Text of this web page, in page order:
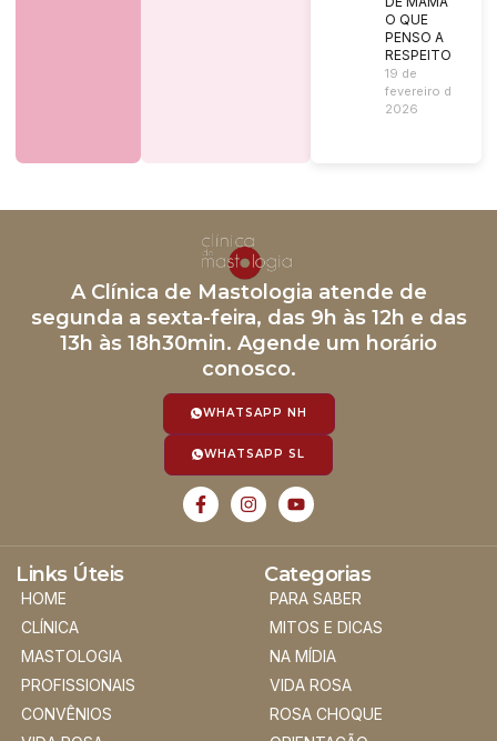
O QUE
PENSO A
RESPEITO?
19 de
fevereiro de
2026
A Clínica de Mastologia atende de
segunda a sexta-feira, das 9h às 12h e das
13h às 18h30min. Agende um horário
conosco.
WHATSAPP NH
WHATSAPP SL
Links Úteis
HOME
CLÍNICA
MASTOLOGIA
PROFISSIONAIS
CONVÊNIOS
Categorias
PARA SABER
MITOS E DICAS
NA MÍDIA
VIDA ROSA
ROSA CHOQUE